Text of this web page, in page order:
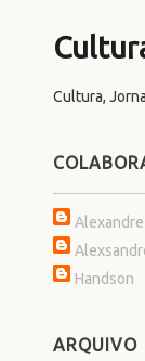
Cultura,
Handson
ARQUIVO